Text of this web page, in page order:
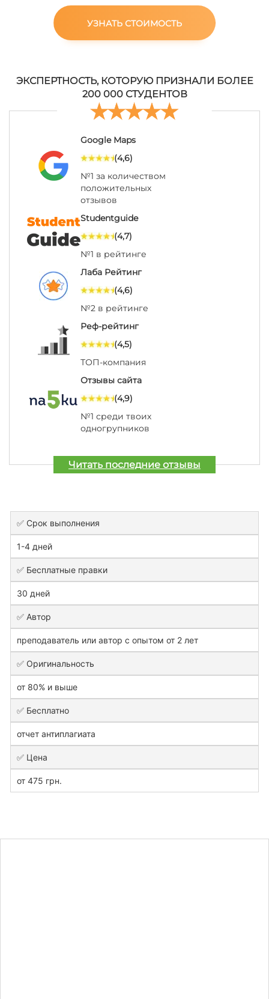
УЗНАТЬ СТОИМОСТЬ
ЭКСПЕРТНОСТЬ, КОТОРУЮ ПРИЗНАЛИ БОЛЕЕ
200 000 СТУДЕНТОВ
Google Maps
(4,6)
№1 за количеством
положительных
отзывов
Studentguide
(4,7)
№1 в рейтинге
Лаба Рейтинг
(4,6)
№2 в рейтинге
Реф-рейтинг
(4,5)
ТОП-компания
Отзывы сайта
(4,9)
№1 среди твоих
одногрупников
Читать последние отзывы
✅ Срок выполнения
1-4 дней
✅ Бесплатные правки
30 дней
✅ Автор
преподаватель или автор с опытом от 2 лет
✅ Оригинальность
от 80% и выше
✅ Бесплатно
отчет антиплагиата
✅ Цена
от 475 грн.